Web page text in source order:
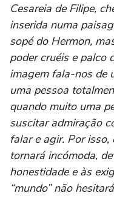
Cesareia de Filipe,
inserida numa
sopé do Hermon,
poder cruéis e palco
imagem fala-nos de
uma pessoa
quando muito uma
suscitar admiração
falar e agir. Por
tornará incómoda,
honestidade e às
“mundo” não